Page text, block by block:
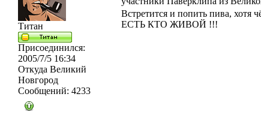
Титан
Присоединился:
2005/7/5 16:34
Откуда Великий
Новгород
Сообщений: 4233
Встретится и попить пива, хотя
ЕСТЬ КТО ЖИВОЙ !!!